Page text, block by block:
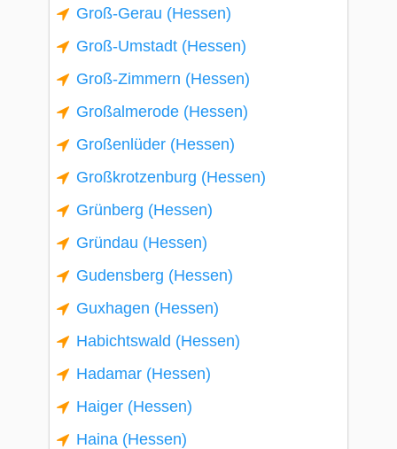
Groß-Gerau (Hessen)
Groß-Umstadt (Hessen)
Groß-Zimmern (Hessen)
Großalmerode (Hessen)
Großenlüder (Hessen)
Großkrotzenburg (Hessen)
Grünberg (Hessen)
Gründau (Hessen)
Gudensberg (Hessen)
Guxhagen (Hessen)
Habichtswald (Hessen)
Hadamar (Hessen)
Haiger (Hessen)
Haina (Hessen)